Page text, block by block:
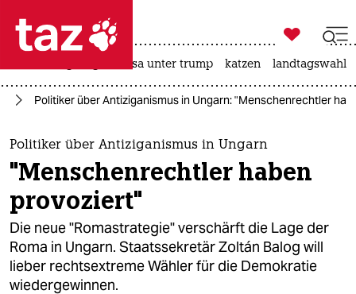
 taz zahl ich
taz zahl ich
themen
politik
öko
gesellschaft
kultur

taz zahl ich
usa unter trump katzen landtagswahl
Politiker über Antiziganismus in Ungarn: "Menschenrechtler
Politiker über Antiziganismus in Ungarn
"Menschenrechtler haben
provoziert"
Die neue "Romastrategie" verschärft die Lage der
Roma in Ungarn. Staatssekretär Zoltán Balog will
lieber rechtsextreme Wähler für die Demokratie
wiedergewinnen.